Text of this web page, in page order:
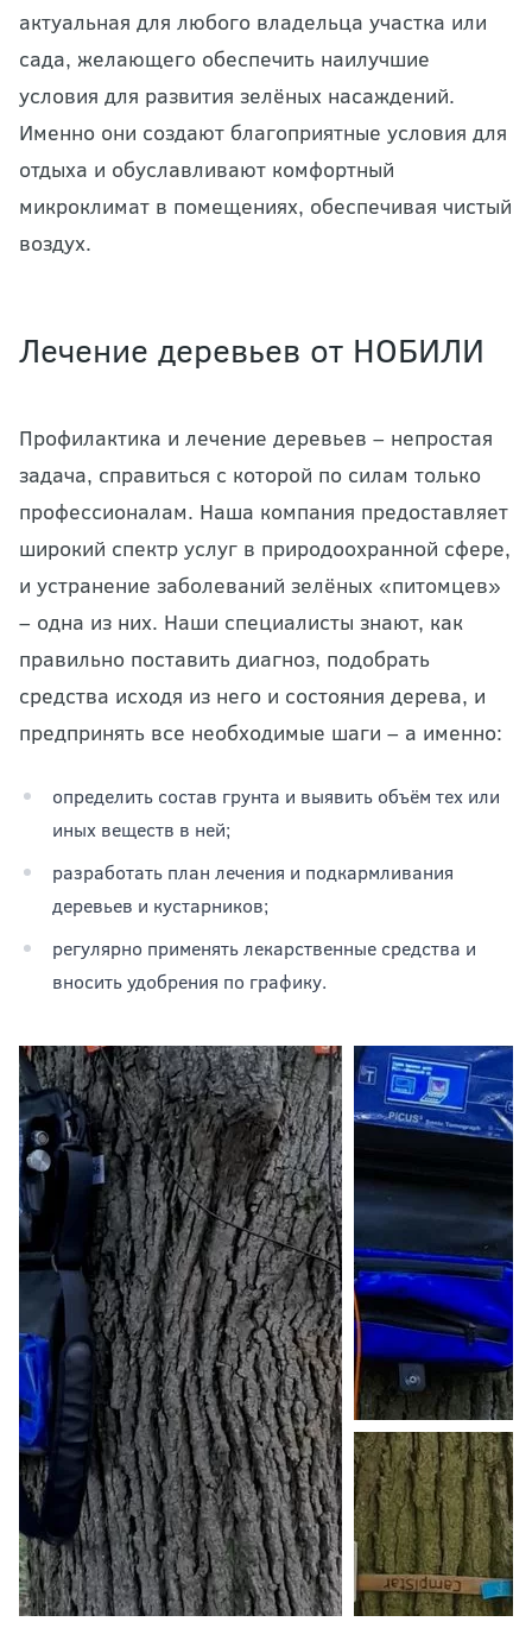
актуальная для любого владельца участка или
сада, желающего обеспечить наилучшие
условия для развития зелёных насаждений.
Именно они создают благоприятные условия для
отдыха и обуславливают комфортный
микроклимат в помещениях, обеспечивая чистый
воздух.
Лечение деревьев от НОБИЛИ
Профилактика и лечение деревьев – непростая
задача, справиться с которой по силам только
профессионалам. Наша компания предоставляет
широкий спектр услуг в природоохранной сфере,
и устранение заболеваний зелёных «питомцев»
– одна из них. Наши специалисты знают, как
правильно поставить диагноз, подобрать
средства исходя из него и состояния дерева, и
предпринять все необходимые шаги – а именно:
определить состав грунта и выявить объём тех или
иных веществ в ней;
разработать план лечения и подкармливания
деревьев и кустарников;
регулярно применять лекарственные средства и
вносить удобрения по графику.